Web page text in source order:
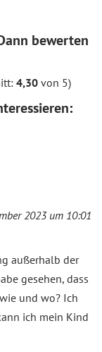
bewerten
4,30 von 5)
2023 um 10:01
außerhalb der
gesehen, dass
und wo? Ich
ich mein Kind